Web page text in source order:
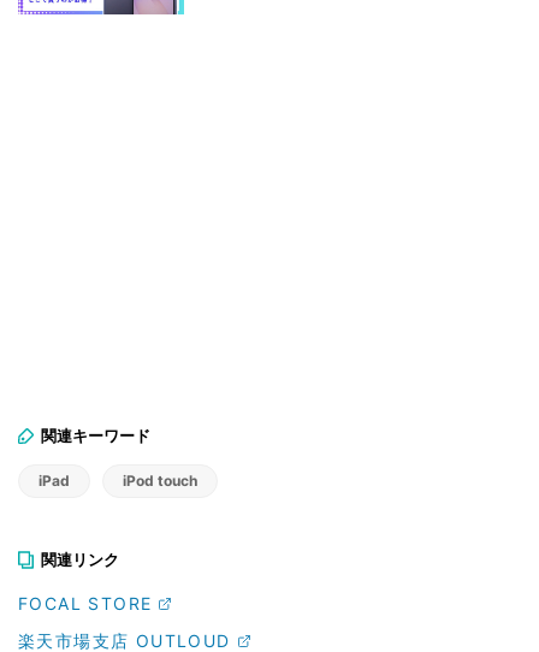
関連キーワード
iPad iPod touch
関連リンク
FOCAL STORE
楽天市場支店 OUTLOUD